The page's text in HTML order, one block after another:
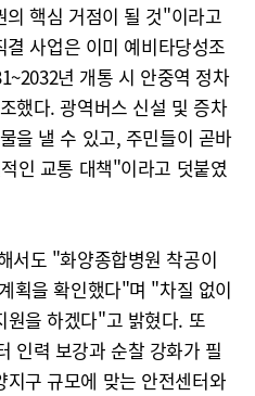
핵심 거점이 될 것"이라고
사업은 이미 예비타당성조
년 개통 시 안중역 정차
했다. 광역버스 신설 및 증차
을 낼 수 있고, 주민들이 곧바
인 교통 대책"이라고 덧붙였
서도 "화양종합병원 착공이
획을 확인했다"며 "차질 없이
원을 하겠다"고 밝혔다. 또
인력 보강과 순찰 강화가 필
구 규모에 맞는 안전센터와